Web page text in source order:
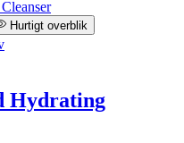
Hurtigt overblik
Hydrating